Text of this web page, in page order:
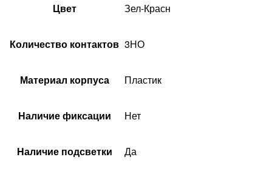
Цвет Зел-Красн
Количество контактов 3НО
Материал корпуса Пластик
Наличие фиксации Нет
Наличие подсветки Да